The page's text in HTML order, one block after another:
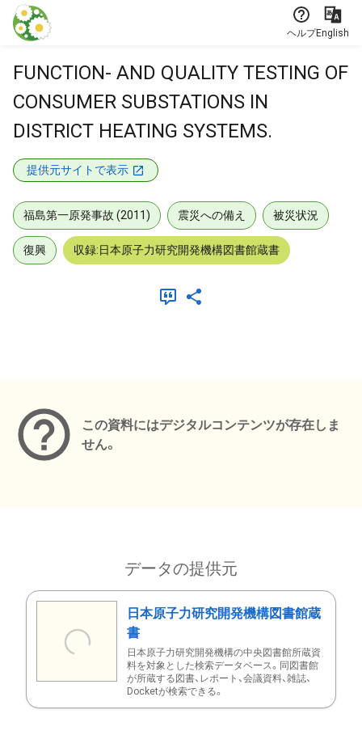
本文に飛ぶ
ヘルプEnglish
FUNCTION- AND QUALITY TESTING OF
CONSUMER SUBSTATIONS IN
DISTRICT HEATING SYSTEMS.
提供元サイトで表示
福島第一原発事故 (2011) 震災への備え 被災状況
復興 収録:日本原子力研究開発機構図書館蔵書
この資料にはデジタルコンテンツが存在しま
せん。
データの提供元
日本原子力研究開発機構図書館蔵
書
日本原子力研究開発機構の中央図書館所蔵資
料を対象とした検索データベース。同図書館
が所蔵する図書、レポート、会議資料、雑誌、
Docketが検索できる。